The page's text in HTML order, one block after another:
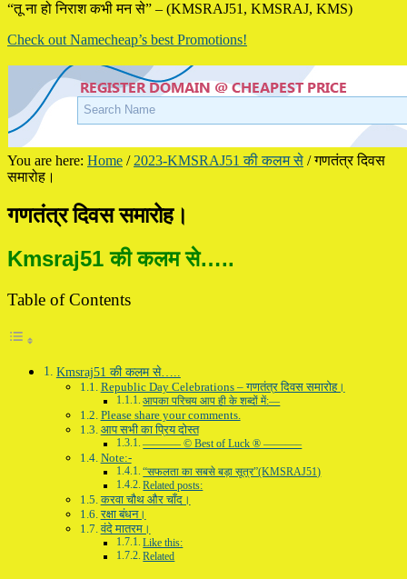
“तू ना हो निराश कभी मन से” – (KMSRAJ51, KMSRAJ, KMS)
Check out Namecheap’s best Promotions!
You are here: Home / 2023-KMSRAJ51 की कलम से /गणतंत्र दिवस
समारोह।
गणतंत्र दिवस समारोह।
Kmsraj51 की कलम से…..
Table of Contents
Kmsraj51 की कलम से…..
Republic Day Celebrations – गणतंत्र दिवस समारोह।
आपका परिचय आप ही के शब्दों में:—
Please share your comments.
आप सभी का प्रिय दोस्त
———– © Best of Luck ® ———–
Note:-
“सफलता का सबसे बड़ा सूत्र”(KMSRAJ51)
Related posts:
करवा चौथ और चाँद।
रक्षा बंधन।
वंदे मातरम।
Like this:
Related